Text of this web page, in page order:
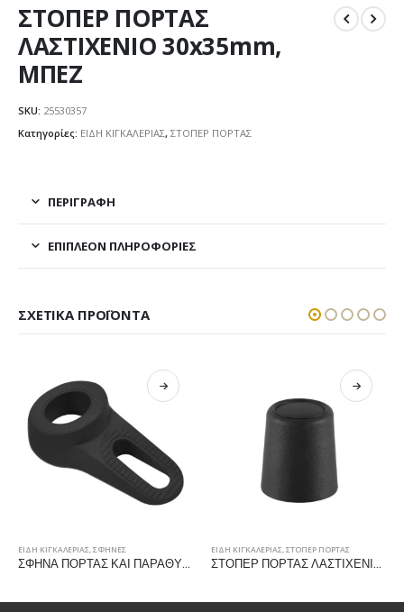
ΣΤΟΠΕΡ ΠΟΡΤΑΣ
ΛΑΣΤΙΧΕΝΙΟ 30x35mm,
ΜΠΕΖ
SKU: 25530357
Κατηγορίες: ΕΙΔΗ ΚΙΓΚΑΛΕΡΙΑΣ, ΣΤΟΠΕΡ ΠΟΡΤΑΣ
ΠΕΡΙΓΡΑΦΉ
ΕΠΙΠΛΈΟΝ ΠΛΗΡΟΦΟΡΊΕΣ
ΣΧΕΤΙΚΆ ΠΡΟΪΌΝΤΑ
ΕΙΔΗ ΚΙΓΚΑΛΕΡΙΑΣ,ΣΦΗΝΕΣ
ΣΦΗΝΑ ΠΟΡΤΑΣ ΚΑΙ ΠΑΡΑΘΥΡΟΥ 118x60x38mm ΜΑΥΡΗ
ΕΙΔΗ ΚΙΓΚΑΛΕΡΙΑΣ,ΣΤΟΠΕΡ ΠΟΡΤΑΣ
ΣΤΟΠΕΡ ΠΟΡΤΑΣ ΛΑΣΤΙΧΕΝΙΟ 30x27mm, ΜΑΥΡΟ